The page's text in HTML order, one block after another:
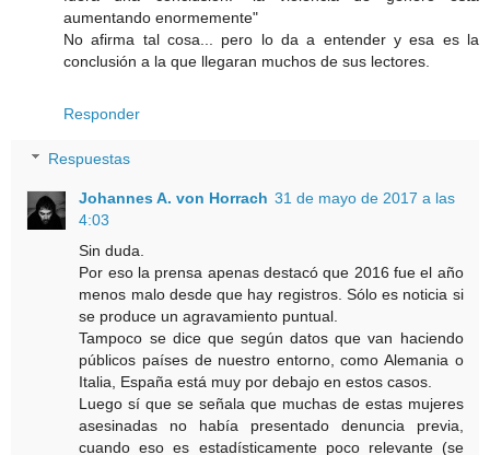
aumentando enormemente"
No afirma tal cosa... pero lo da a entender y esa es la
conclusión a la que llegaran muchos de sus lectores.
Responder
Respuestas
Johannes A. von Horrach 31 de mayo de 2017 a las
4:03
Sin duda.
Por eso la prensa apenas destacó que 2016 fue el año
menos malo desde que hay registros. Sólo es noticia si
se produce un agravamiento puntual.
Tampoco se dice que según datos que van haciendo
públicos países de nuestro entorno, como Alemania o
Italia, España está muy por debajo en estos casos.
Luego sí que se señala que muchas de estas mujeres
asesinadas no había presentado denuncia previa,
cuando eso es estadísticamente poco relevante (se